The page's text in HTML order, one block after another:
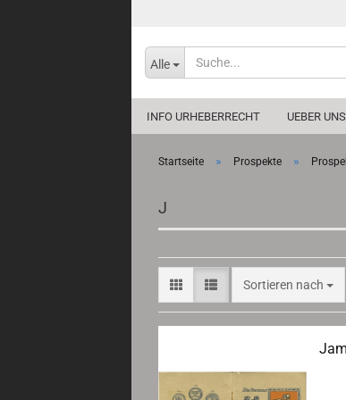
Alle
INFO URHEBERRECHT UEBER UNS
Startseite » Prospekte »
J
Sortieren nach
Sortieren nach